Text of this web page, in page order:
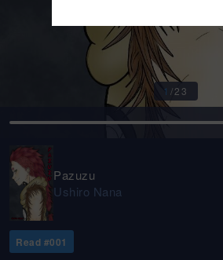
1/23
Pazuzu
Ushiro Nana
Read #001